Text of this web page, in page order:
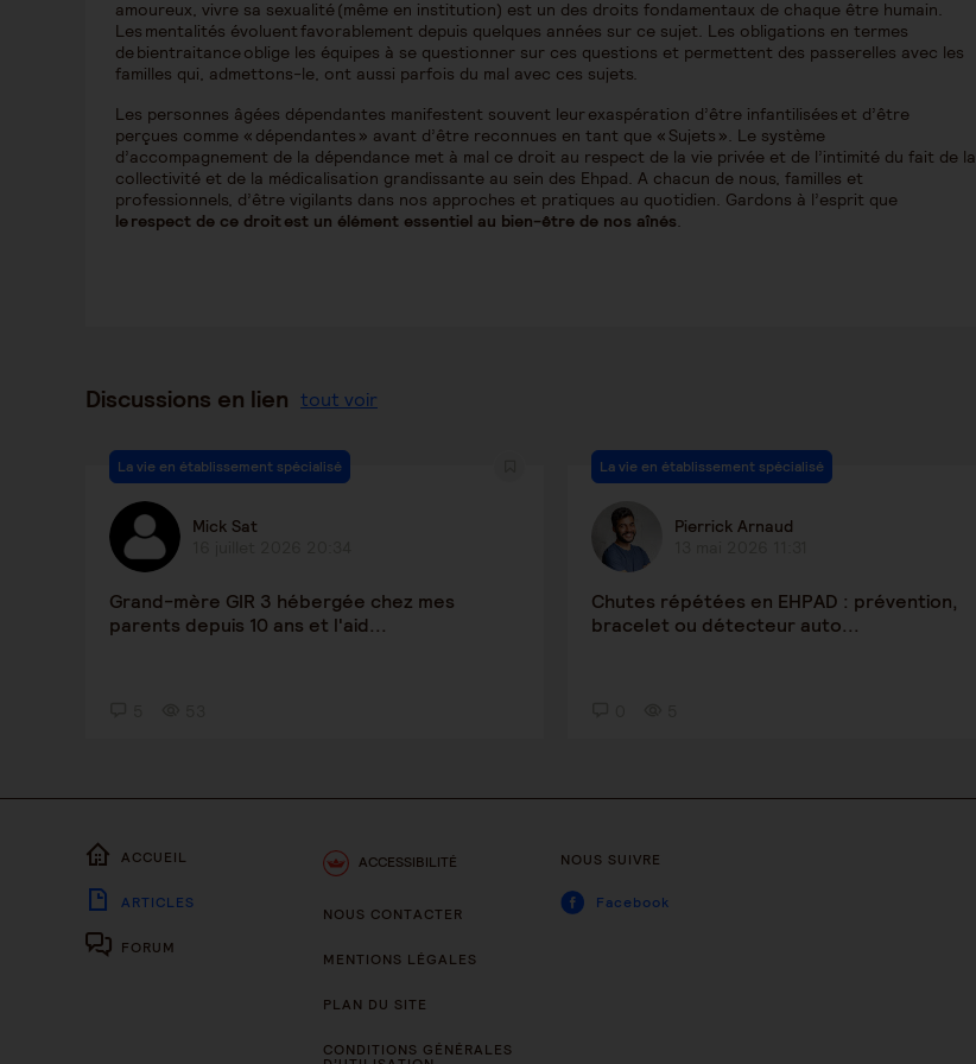
amoureux, vivre sa sexualité (même en institution) est un des droits fondamentaux de chaque être humain.
Les mentalités évoluent favorablement depuis quelques années sur ce sujet. Les obligations en termes
de bientraitance oblige les équipes à se questionner sur ces questions et permettent des passerelles avec les
familles qui, admettons-le, ont aussi parfois du mal avec ces sujets.
Les personnes âgées dépendantes manifestent souvent leur exaspération d’être infantilisées et d’être
perçues comme « dépendantes » avant d’être reconnues en tant que « Sujets ». Le système
d’accompagnement de la dépendance met à mal ce droit au respect de la vie privée et de l’intimité du fait de la
collectivité et de la médicalisation grandissante au sein des Ehpad. A chacun de nous, familles et
professionnels, d’être vigilants dans nos approches et pratiques au quotidien. Gardons à l’esprit que
le respect de ce droit est un élément essentiel au bien-être de nos aînés.
Discussions en lien tout voir
La vie en établissement spécialisé
Mick Sat
Grand-mère GIR 3 hébergée chez mes
parents depuis 10 ans et l'aid...
La vie en établissement spécialisé
Pierrick Arnaud
Chutes répétées en EHPAD : prévention,
bracelet ou détecteur auto...
ACCUEIL
ARTICLES
FORUM
ACCESSIBILITÉ
NOUS CONTACTER
MENTIONS LÉGALES
PLAN DU SITE
CONDITIONS GÉNÉRALES
NOUS SUIVRE
Facebook